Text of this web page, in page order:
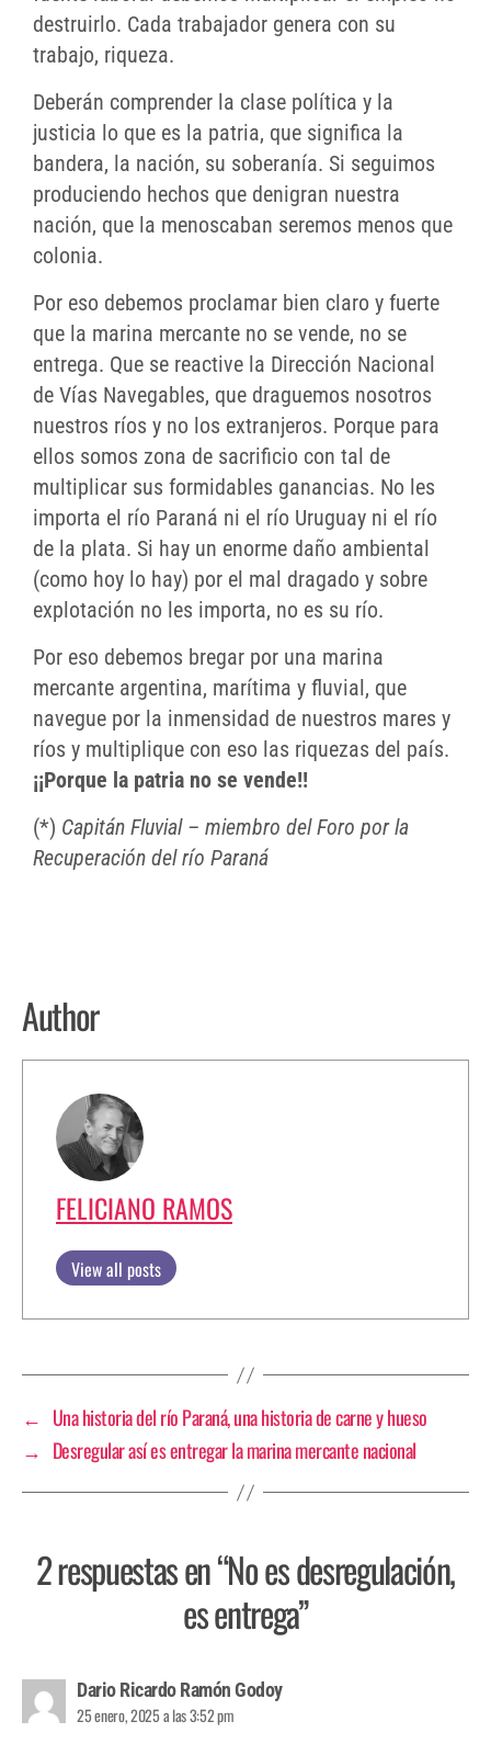
destruirlo. Cada trabajador genera con su
trabajo, riqueza.
Deberán comprender la clase política y la
justicia lo que es la patria, que significa la
bandera, la nación, su soberanía. Si seguimos
produciendo hechos que denigran nuestra
nación, que la menoscaban seremos menos que
colonia.
Por eso debemos proclamar bien claro y fuerte
que la marina mercante no se vende, no se
entrega. Que se reactive la Dirección Nacional
de Vías Navegables, que draguemos nosotros
nuestros ríos y no los extranjeros. Porque para
ellos somos zona de sacrificio con tal de
multiplicar sus formidables ganancias. No les
importa el río Paraná ni el río Uruguay ni el río
de la plata. Si hay un enorme daño ambiental
(como hoy lo hay) por el mal dragado y sobre
explotación no les importa, no es su río.
Por eso debemos bregar por una marina
mercante argentina, marítima y fluvial, que
navegue por la inmensidad de nuestros mares y
ríos y multiplique con eso las riquezas del país.
¡¡Porque la patria no se vende!!
(*) Capitán Fluvial – miembro del Foro por la
Recuperación del río Paraná
Author
FELICIANO RAMOS
View all posts
← Una historia del río Paraná, una historia de carne y hueso
→ Desregular así es entregar la marina mercante nacional
2 respuestas en “No es desregulación,
es entrega”
Dario Ricardo Ramón Godoy
25 enero, 2025 a las 3:52 pm